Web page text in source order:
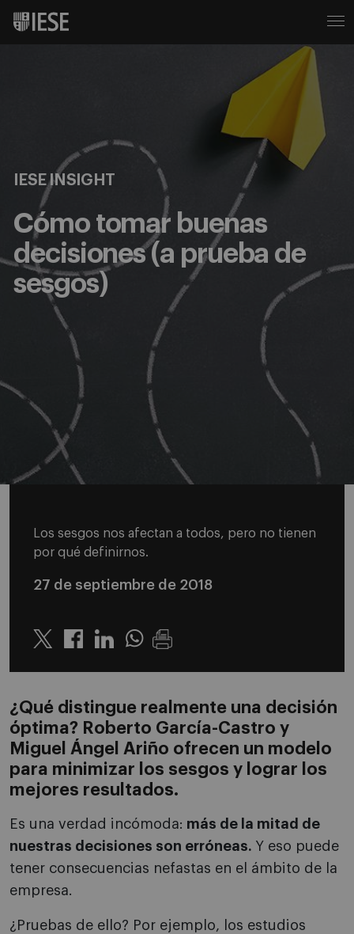
IESE INSIGHT
Cómo tomar buenas
decisiones (a prueba de
sesgos)
Los sesgos nos afectan a todos, pero no tienen
por qué definirnos.
27 de septiembre de 2018
Twitter LinkedinWhatsapp
¿Qué distingue realmente una decisión
óptima? Roberto García-Castro y
Miguel Ángel Ariño ofrecen un modelo
para minimizar los sesgos y lograr los
mejores resultados.
Es una verdad incómoda: más de la mitad de
nuestras decisiones son erróneas. Y eso puede
tener consecuencias nefastas en el ámbito de la
empresa.
¿Pruebas de ello? Por ejemplo, los estudios